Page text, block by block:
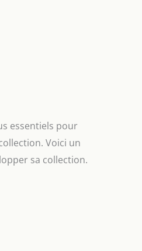
essentiels pour
Voici un
sa collection.